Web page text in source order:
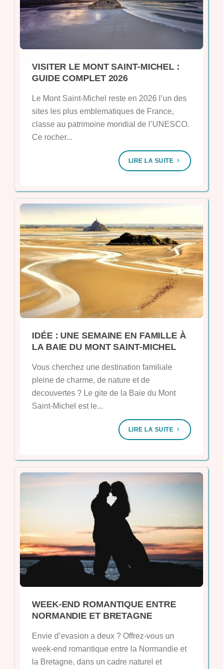
VISITER LE MONT SAINT-MICHEL :
GUIDE COMPLET 2026
Le Mont Saint-Michel reste en 2026 l’un des
sites les plus emblematiques de France,
classe au patrimoine mondial de l’UNESCO.
Ce rocher...
LIRE LA SUITE
IDÉE : UNE SEMAINE EN FAMILLE À
LA BAIE DU MONT SAINT-MICHEL
Vous cherchez une destination familiale
pleine de charme, de nature et de
decouvertes ? Le gite de la Baie du Mont
Saint-Michel est le...
LIRE LA SUITE
WEEK-END ROMANTIQUE ENTRE
NORMANDIE ET BRETAGNE
Envie d’evasion a deux ? Offrez-vous un
week-end romantique entre la Normandie et
la Bretagne, dans un cadre naturel et